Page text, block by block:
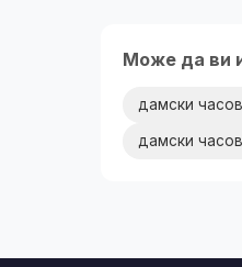
Може да ви
дамски
дамски